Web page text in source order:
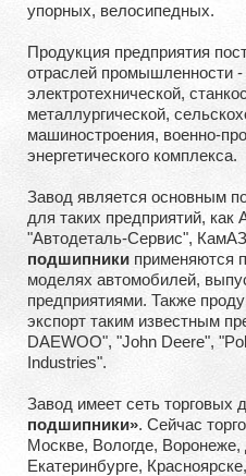
упорных, велосипедных.
Продукция предприятия
отраслей промышленности -
электротехнической,
металлургической,
машиностроения, военно-
энергетического комплекса.
Завод является основным
для таких предприятий,
"Автодеталь-Сервис",
подшипники применяются
моделях автомобилей,
предприятиями. Также
экспорт таким известным
DAEWOO", "John Deere",
Industries".
Завод имеет сеть торговых
подшипники». Сейчас
Москве, Вологде, Воронеже,
Екатеринбурге,